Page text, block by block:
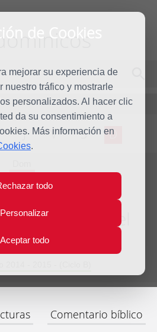
de Cookies
mejorar su experiencia de
nuestro tráfico y mostrarle
personalizados. Al hacer clic
da su consentimiento a
Más información en
.
todo
Personalizar
Aceptar todo
J V S D
4
Oct
Domingo del
ordinario
Comentario bíblico